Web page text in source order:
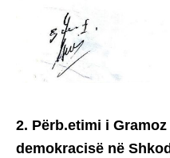
2. Përb.etimi i
demokracisë në